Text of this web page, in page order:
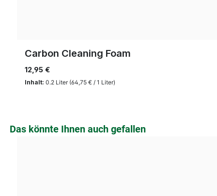
Carbon Cleaning Foam
Inhalt: 0.2 Liter (64,75 € / 1 Liter)
12,95 €
Produktgalerie überspringen
Das könnte Ihnen auch gefallen